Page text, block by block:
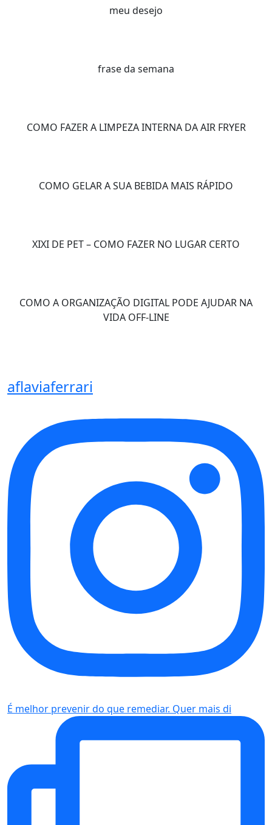
meu desejo
frase da semana
COMO FAZER A LIMPEZA INTERNA DA AIR FRYER
COMO GELAR A SUA BEBIDA MAIS RÁPIDO
XIXI DE PET – COMO FAZER NO LUGAR CERTO
COMO A ORGANIZAÇÃO DIGITAL PODE AJUDAR NA
VIDA OFF-LINE
aflaviaferrari
É melhor prevenir do que remediar. Quer mais di